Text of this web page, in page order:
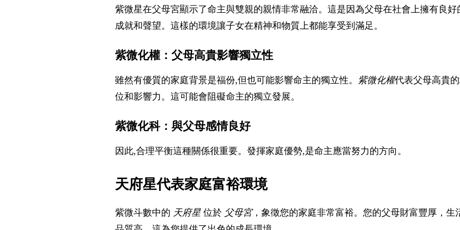
紫微星在父母宮顯示了命主與雙親的親情非常融洽。這是因為父母在社會上擁有良好
成就和聲望。這樣的環境讓子女在精神和物質上都能享受到滿足。
紫微化權：父母高貴影響獨立性
雖然有優質的家庭背景是福份,但也可能影響命主的獨立性。 紫微化權代表父母高貴
位和影響力。這可能會阻礙命主的獨立發展。
紫微化科：與父母感情良好
因此,合理平衡這種關係很重要。發揮家庭優勢,是命主應當努力的方向。
天府星代表家庭富裕環境
紫微斗數中的 天府星 位於 父母宮，象徵您的家庭非常富裕。您的父母財富豐厚，生